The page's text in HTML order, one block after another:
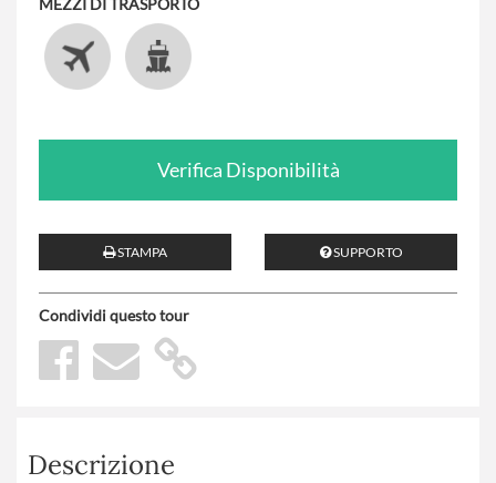
Verifica Disponibilità
STAMPA SUPPORTO
Condividi questo tour
Descrizione